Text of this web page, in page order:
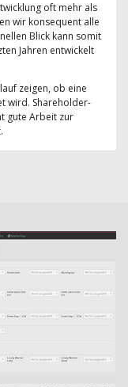
oft mehr als
wir konsequent alle
Blick kann somit
Jahren entwickelt
zeigen, ob eine
wird. Shareholder-
gute Arbeit zur